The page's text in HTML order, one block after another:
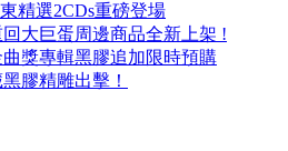
精選2CDs重磅登場
大巨蛋周邊商品全新上架 !
獎專輯黑膠追加限時預購
膠精雕出擊！